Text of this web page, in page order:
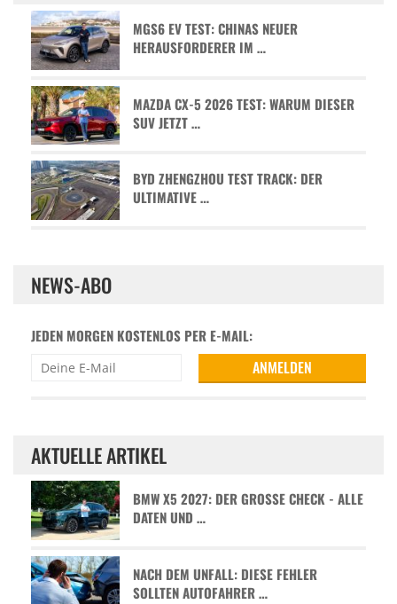
MGS6 EV TEST: CHINAS NEUER
HERAUSFORDERER IM …
MAZDA CX-5 2026 TEST: WARUM DIESER
SUV JETZT …
BYD ZHENGZHOU TEST TRACK: DER
ULTIMATIVE …
NEWS-ABO
JEDEN MORGEN KOSTENLOS PER E-MAIL:
AKTUELLE ARTIKEL
BMW X5 2027: DER GROSSE CHECK - ALLE D
ATEN UND …
NACH DEM UNFALL: DIESE FEHLER
SOLLTEN AUTOFAHRER …